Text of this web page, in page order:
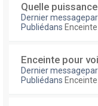
Quelle
Dernier messagepar
Publiédans
Enceinte pour
Dernier messagepar
Publiédans